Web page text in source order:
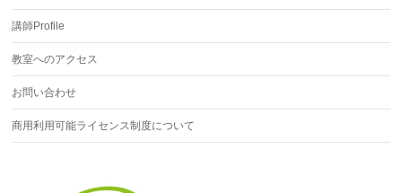
講師Profile
教室へのアクセス
お問い合わせ
商用利用可能ライセンス制度について